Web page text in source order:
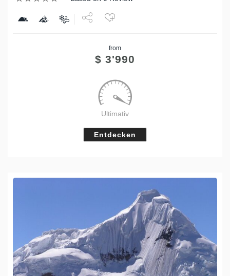
Tweet
from
$ 3'990
Ultimativ
Entdecken